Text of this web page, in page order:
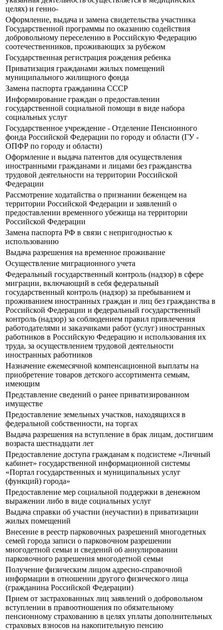
целях) и генно-
Оформление, выдача и замена свидетельства участника
Государственной программы по оказанию содействия
добровольному переселению в Российскую Федерацию
соотечественников, проживающих за рубежом
Государственная регистрация рождения ребенка
Приватизация гражданами жилых помещений
муниципального жилищного фонда
Замена паспорта гражданина СССР
Информирование граждан о предоставлении
государственной социальной помощи в виде набора
социальных услуг
Государственное учреждение - Отделение Пенсионного
фонда Российской Федерации по городу и области (ГУ -
ОПФР по городу и области)
Оформление и выдача патентов для осуществления
иностранными гражданами и лицами без гражданства
трудовой деятельности на территории Российской
Федерации
Рассмотрение ходатайства о признании беженцем на
территории Российской Федерации и заявлений о
предоставлении временного убежища на территории
Российской Федерации
Замена паспорта РФ в связи с непригодностью к
использованию
Выдача разрешения на временное проживание
Осуществление миграционного учета
Федеральный государственный контроль (надзор) в сфере
миграции, включающий в себя федеральный
государственный контроль (надзор) за пребыванием и
проживанием иностранных граждан и лиц без гражданства в
Российской Федерации и федеральный государственный
контроль (надзор) за соблюдением правил привлечения
работодателями и заказчиками работ (услуг) иностранных
работников в Российскую Федерацию и использования их
труда, за осуществлением трудовой деятельности
иностранных работников
Назначение ежемесячной компенсационной выплаты на
приобретение товаров детского ассортимента семьям,
имеющим
Представление сведений о ранее приватизированном
имуществе
Предоставление земельных участков, находящихся в
федеральной собственности, на торгах
Выдача разрешения на вступление в брак лицам, достигшим
возраста шестнадцати лет
Предоставление доступа гражданам к подсистеме «Личный
кабинет» государственной информационной системы
«Портал государственных и муниципальных услуг
(функций) города»
Предоставление мер социальной поддержки в денежном
выражении либо в виде социальных услуг
Выдача справки об участии (неучастии) в приватизации
жилых помещений
Внесение в реестр парковочных разрешений многодетных
семей города записи о парковочном разрешении
многодетной семьи и сведений об аннулировании
парковочного разрешения многодетной семьи
Получение физическим лицом адресно-справочной
информации в отношении другого физического лица
(гражданина Российской Федерации)
Прием от застрахованных лиц заявлений о добровольном
вступлении в правоотношения по обязательному
пенсионному страхованию в целях уплаты дополнительных
страховых взносов на накопительную пенсию